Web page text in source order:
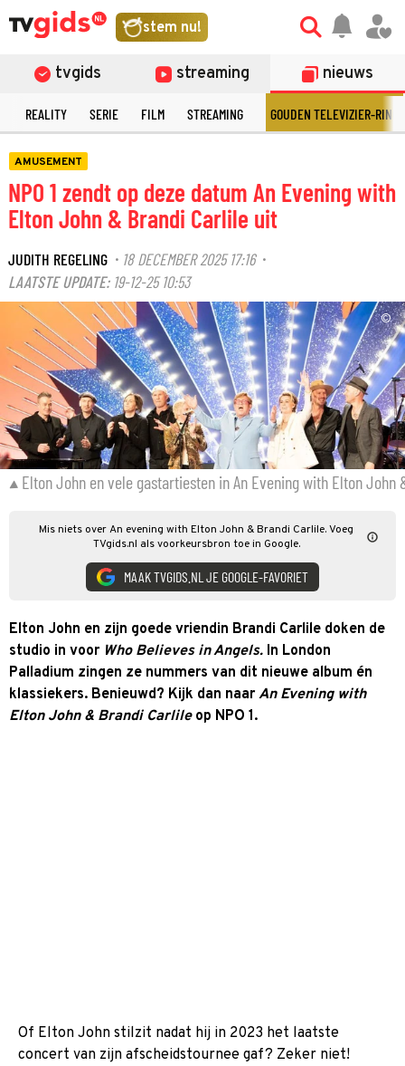
stem nu!
tvgids streaming nieuws
REALITY SERIE FILM STREAMING GOUDEN TELEVIZIER-RING
AMUSEMENT
NPO 1 zendt op deze datum An Evening with
Elton John & Brandi Carlile uit
JUDITH REGELING · 18 DECEMBER 2025 17:16·
LAATSTE UPDATE: 19-12-25 10:53
©
Elton John en vele gastartiesten in An Evening with Elton John
Mis niets over An evening with Elton John & Brandi Carlile. Voeg
TVgids.nl als voorkeursbron toe in Google.
MAAK TVGIDS.NL JE GOOGLE-FAVORIET
Elton John en zijn goede vriendin Brandi Carlile doken de
studio in voor Who Believes in Angels. In London
Palladium zingen ze nummers van dit nieuwe album én
klassiekers. Benieuwd? Kijk dan naar An Evening with
Elton John & Brandi Carlileop NPO 1.
Of Elton John stilzit nadat hij in 2023 het laatste
concert van zijn afscheidstournee gaf? Zeker niet!